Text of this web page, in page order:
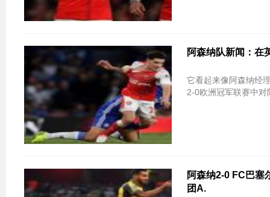
阿森纳队新闻：在
它看起来像阿森纳经
2-0欧洲冠军联赛中
阿森纳2-0 FC巴塞
团A.